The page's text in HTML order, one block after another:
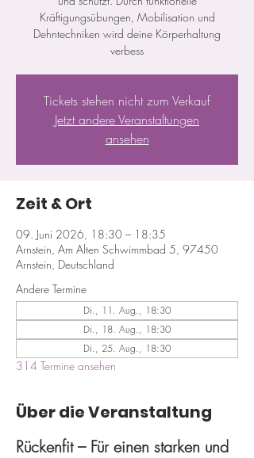
Kräftigungsübungen, Mobilisation und
Dehntechniken wird deine Körperhaltung
verbess
Tickets stehen nicht zum Verkauf
Jetzt andere Veranstaltungen
ansehen
Zeit & Ort
09. Juni 2026, 18:30 – 18:35
Arnstein, Am Alten Schwimmbad 5, 97450
Arnstein, Deutschland
Andere Termine
Di., 11. Aug., 18:30
Di., 18. Aug., 18:30
Di., 25. Aug., 18:30
314 Termine ansehen
Über die Veranstaltung
Rückenfit – Für einen starken und